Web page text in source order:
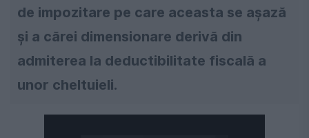
de impozitare pe care aceasta se aşază
şi a cărei dimensionare derivă din
admiterea la deductibilitate fiscală a
unor cheltuieli.